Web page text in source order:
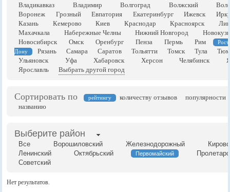
Владикавказ
Владимир Волгоград Волжский
Воронеж
Грозный Евпатория Екатеринбург Ижевск
Казань
Кемерово Киев Краснодар Красноярск
Махачкала
Набережные Челны Нижний Новгород
Новосибирск
Омск Оренбург Пенза Пермь Рим
Дону
Рязань Самара Саратов Тольятти Томск Тула
Ульяновск
Уфа Хабаровск Херсон Челябинск
Ярославль
Выбрать другой город
Сортировать по рейтингу количеству отзывов
популярности
названию
Выберите район
Все Ворошиловский Железнодорожный
Ленинский
Октябрьский Первомайский
Советский
Нет результатов.